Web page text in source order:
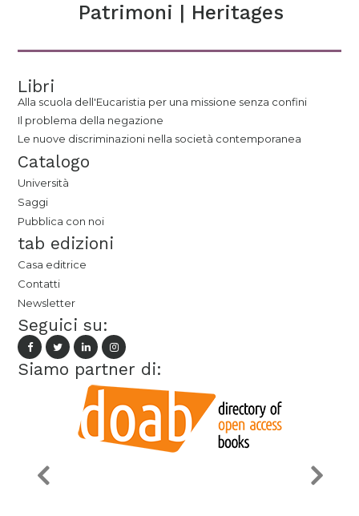
Patrimoni | Heritages
Libri
Alla scuola dell'Eucaristia per una missione senza confini
Il problema della negazione
Le nuove discriminazioni nella società contemporanea
Catalogo
Università
Saggi
Pubblica con noi
tab edizioni
Casa editrice
Contatti
Newsletter
Seguici su:
Siamo partner di: